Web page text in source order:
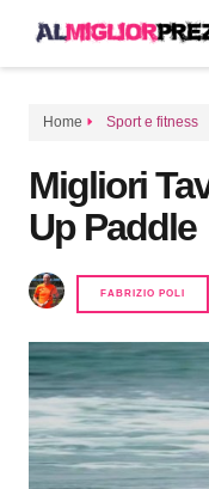
Home Sport e fitness
Migliori
Up Paddle
FABRIZIO POLI